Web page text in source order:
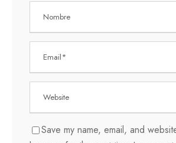
Save my name, email, and